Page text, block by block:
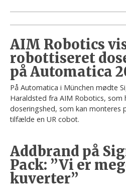
AIM Robotics
robottiseret
på Automatica
På Automatica i München mødte
Haraldsted fra AIM Robotics, som
doseringshed, som kan monteres
tilfælde en UR cobot.
Addbrand på
Pack: ”Vi er
kuverter”